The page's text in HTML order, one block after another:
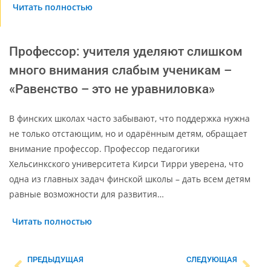
Читать полностью
Профессор: учителя уделяют слишком
много внимания слабым ученикам –
«Равенство – это не уравниловка»
В финских школах часто забывают, что поддержка нужна
не только отстающим, но и одарённым детям, обращает
внимание профессор. Профессор педагогики
Хельсинкского университета Кирси Тирри уверена, что
одна из главных задач финской школы – дать всем детям
равные возможности для развития…
Читать полностью
ПРЕДЫДУЩАЯ СЛЕДУЮЩАЯ